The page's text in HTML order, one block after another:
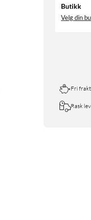
Butikk
Velg din
Fri
Rask